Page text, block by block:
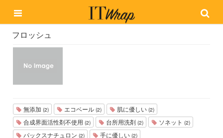
フロッシュ
無添加 (2) エコベール (2) 肌に優しい (2)
合成界面活性剤不使用 (2) 台所用洗剤 (2) ソネット (2)
パックスナチュロン (2) 手に優しい (2)